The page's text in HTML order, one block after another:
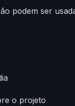
podem ser
o projeto